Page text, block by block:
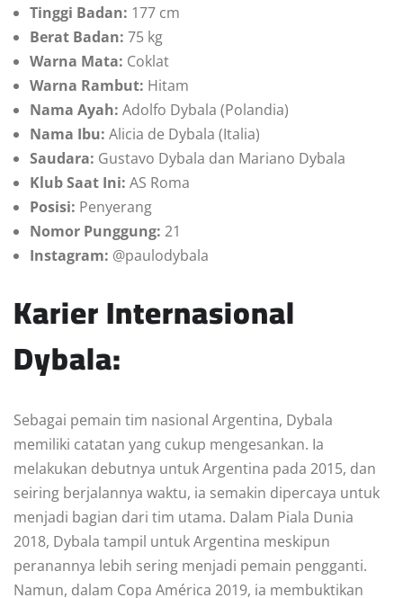
Tinggi Badan: 177 cm
Berat Badan: 75 kg
Warna Mata: Coklat
Warna Rambut: Hitam
Nama Ayah: Adolfo Dybala (Polandia)
Nama Ibu: Alicia de Dybala (Italia)
Saudara: Gustavo Dybala dan Mariano Dybala
Klub Saat Ini: AS Roma
Posisi: Penyerang
Nomor Punggung: 21
Instagram: @paulodybala
Karier Internasional
Dybala:
Sebagai pemain tim nasional Argentina, Dybala
memiliki catatan yang cukup mengesankan. Ia
melakukan debutnya untuk Argentina pada 2015, dan
seiring berjalannya waktu, ia semakin dipercaya untuk
menjadi bagian dari tim utama. Dalam Piala Dunia
2018, Dybala tampil untuk Argentina meskipun
peranannya lebih sering menjadi pemain pengganti.
Namun, dalam Copa América 2019, ia membuktikan